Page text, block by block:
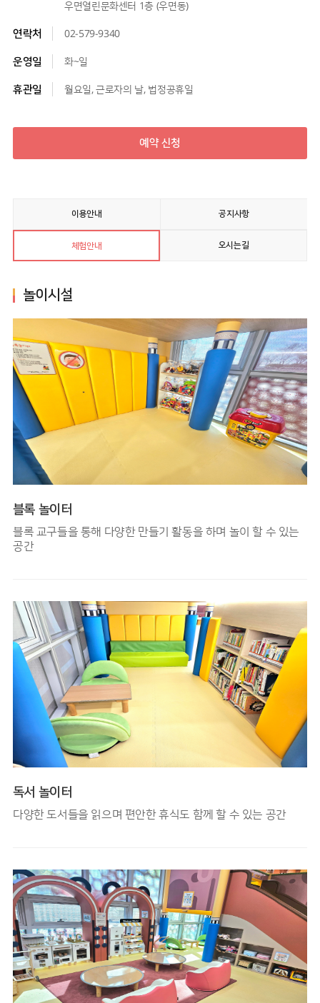
우면열린문화센터 1층 (우면동)
연락처 02-579-9340
운영일 화~일
휴관일 월요일, 근로자의 날, 법정공휴일
예약 신청
이용안내 공지사항
체험안내 오시는길
놀이시설
블록 놀이터
블록 교구들을 통해 다양한 만들기 활동을 하며 놀이 할 수 있는
공간
독서 놀이터
다양한 도서들을 읽으며 편안한 휴식도 함께 할 수 있는 공간